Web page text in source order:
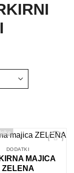
na
DODATKI
MAJICA
ZELENA